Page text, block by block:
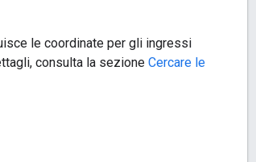
le coordinate per gli ingressi
consulta la sezione Cercare le